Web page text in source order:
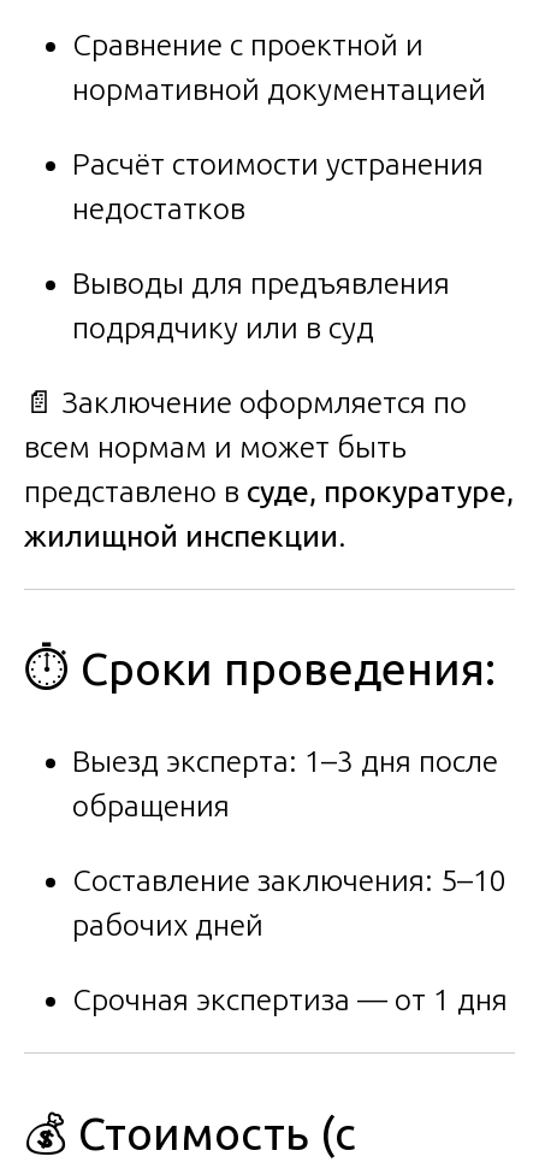
Сравнение с проектной и
нормативной документацией
Расчёт стоимости устранения
недостатков
Выводы для предъявления
подрядчику или в суд
📄 Заключение оформляется по
всем нормам и может быть
представлено в суде, прокуратуре,
жилищной инспекции.
⏱ Сроки проведения:
Выезд эксперта: 1–3 дня после
обращения
Составление заключения: 5–10
рабочих дней
Срочная экспертиза — от 1 дня
💰 Стоимость (с